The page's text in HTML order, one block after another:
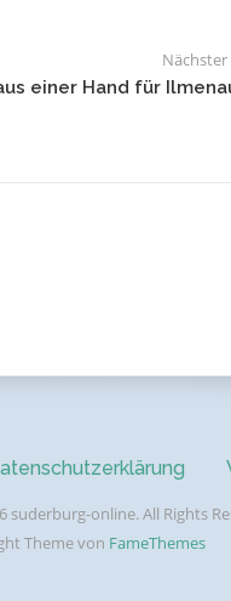
einer Hand für
suderburg-online. All Rights
Theme von FameThemes